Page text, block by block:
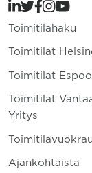
Toimitilahaku
Toimitilat
Toimitilat
Toimitilat
Yritys
Ajankohtaista